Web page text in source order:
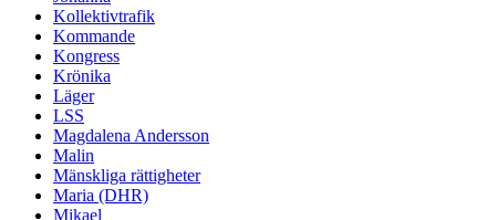
Kollektivtrafik
Kommande
Kongress
Krönika
Läger
LSS
Magdalena Andersson
Malin
Mänskliga rättigheter
Maria (DHR)
Mikael